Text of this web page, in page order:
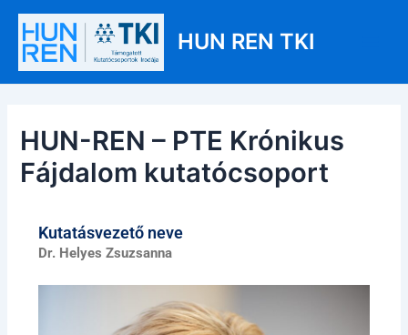
Skip
content
HUN REN TKI
HUN-REN – PTE Krónikus
Fájdalom kutatócsoport
Kutatásvezető neve
Dr. Helyes Zsuzsanna
Post
navigation